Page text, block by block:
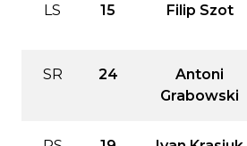
LS 15 Filip Szot
SR 24
Antoni
Grabowski